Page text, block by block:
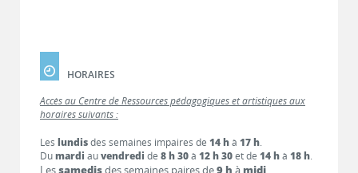
HORAIRES
Accès au Centre de Ressources pédagogiques et artistiques aux
horaires suivants :
Les lundisdes semaines impaires de 14 hà 17 h.
Dumardi auvendredi de 8 h 30à 12 h 30et de 14 hà 18 h.
Lessamedisdes semaines paires de9 h à midi